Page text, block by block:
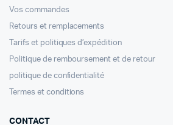
Vos commandes
Retours et remplacements
Tarifs et politiques d’expédition
Politique de remboursement et de retour
politique de confidentialité
Termes et conditions
CONTACT